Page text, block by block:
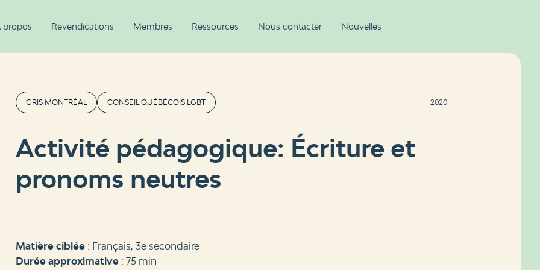
propos Revendications Membres Ressources Nous contacter Nouvelles
GRIS MONTRÉAL CONSEIL QUÉBÉCOIS LGBT 2020
Activité pédagogique: Écriture et
pronoms neutres
Matière ciblée: Français, 3e secondaire
Durée approximative: 75 min